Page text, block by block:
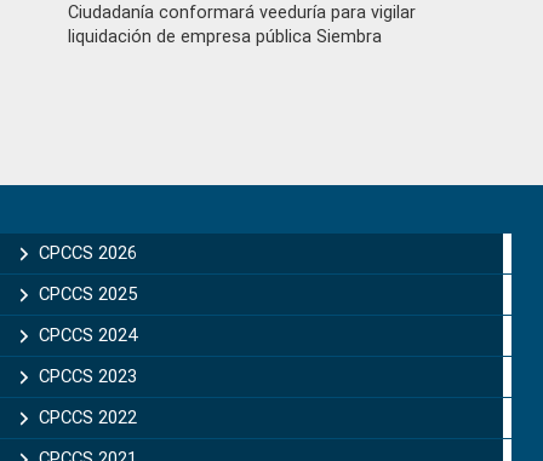
Ciudadanía conformará veeduría para vigilar
liquidación de empresa pública Siembra
Sidebar
CPCCS 2026
CPCCS 2025
CPCCS 2024
CPCCS 2023
CPCCS 2022